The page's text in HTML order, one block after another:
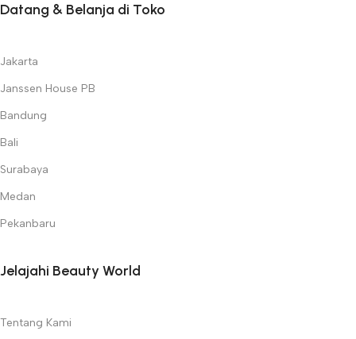
Datang & Belanja di Toko
Jakarta
Janssen House PB
Bandung
Bali
Surabaya
Medan
Pekanbaru
Jelajahi Beauty World
Tentang Kami